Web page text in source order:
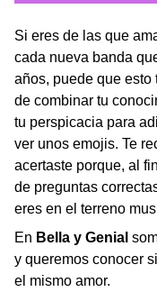
Si eres de las que
cada nueva banda
años, puede que esto
de combinar tu
tu perspicacia para
ver unos emojis. Te
acertaste porque, al
de preguntas
eres en el terreno
En Bella y Genial
y queremos conocer
el mismo amor.